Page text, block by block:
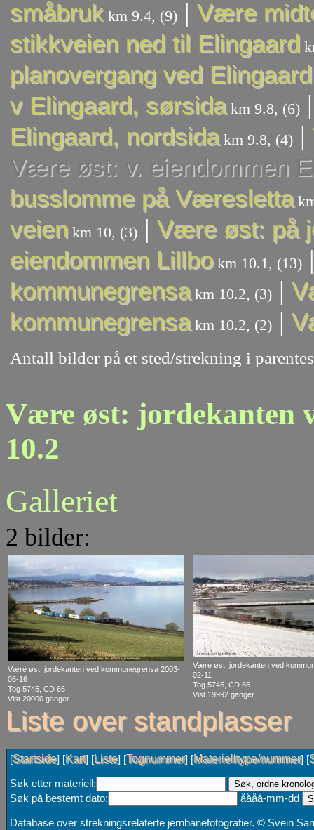
småbrukkm 9.4, (9) | Være
stikkveien ned til Elingaard
planovergang ved Elingaard
v Elingaard, sørsidakm 9.8, (6)
Elingaard, nordsidakm 9.8, (4) |
Være øst: v. eiendommen
busslomme på Væresletta
veien km 10, (3) | Være øst: på
eiendommen Lillbokm 10.1, (13)
kommunegrensakm 10.2, (3) |
kommunegrensakm 10.2, (2) |
Antall bilder på et sted/strekning i
Være øst: jordekanten
10.2
Galleriet
2 bilder:
Være øst: jordekanten ved kommunegrensa 2003-
05-16
Tog 5745, CD 66
Vist 20000 ganger
Være øst: jordekanten ved
02-11
Tog 5745, CD 66
Vist 19992 ganger
Liste over standplasser
[Startside] [Kart] [Liste] [Tognummer] [Materielltype/nummer] [
Søk etter materiell:
Søk på bestemt dato:
åååå-mm-dd
Database over strekningsrelaterte jernbanefotografier. © Svein